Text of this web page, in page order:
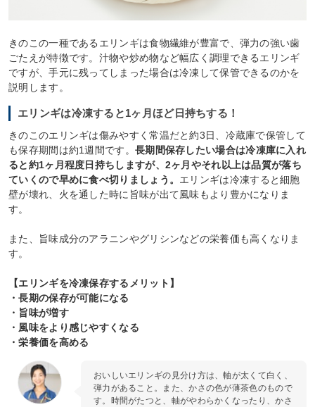
きのこの一種であるエリンギは食物繊維が豊富で、弾力の強い歯
ごたえが特徴です。汁物や炒め物など幅広く調理できるエリンギ
ですが、手元に残ってしまった場合は冷凍して保管できるのかを
説明します。
エリンギは冷凍すると1ヶ月ほど日持ちする！
きのこのエリンギは傷みやすく常温だと約3日、冷蔵庫で保管して
も保存期間は約1週間です。 長期間保存したい場合は冷凍庫に入れ
ると約1ヶ月程度日持ちしますが、2ヶ月やそれ以上は品質が落ち
ていくので早めに食べ切りましょう。 エリンギは冷凍すると細胞
壁が壊れ、火を通した時に旨味が出て風味もより豊かになりま
す。
また、旨味成分のアラニンやグリシンなどの栄養価も高くなりま
す。
【エリンギを冷凍保存するメリット】
・長期の保存が可能になる
・旨味が増す
・風味をより感じやすくなる
・栄養価を高める
おいしいエリンギの見分け方は、軸が太くて白く、
弾力があること。また、かさの色が薄茶色のもので
す。時間がたつと、軸がやわらかくなったり、かさ